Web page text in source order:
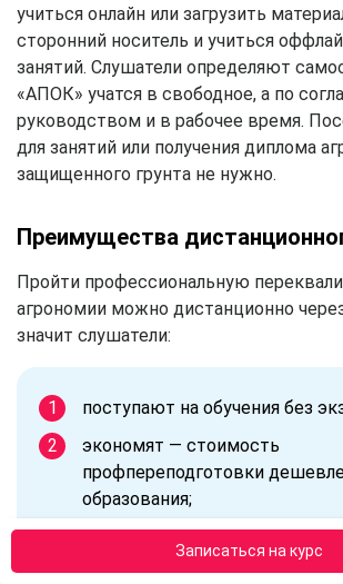
Записаться на курс
учиться онлайн или загрузить
сторонний носитель и учиться
занятий. Слушатели определяют
«АПОК» учатся в свободное, а по
руководством и в рабочее время.
для занятий или получения диплома
защищенного грунта не нужно.
Преимущества
Пройти профессиональную
агрономии можно дистанционно
значит слушатели:
поступают на обучения без
экономят — стоимость
профпереподготовки
образования;
получают консультативную и
методическую поддержку;